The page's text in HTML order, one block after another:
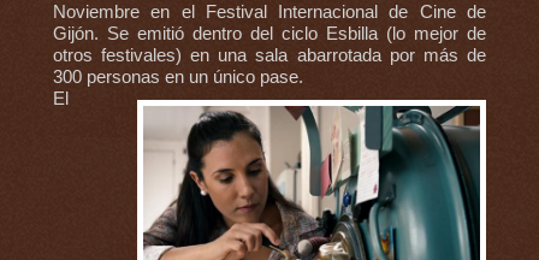
Noviembre en el Festival Internacional de Cine de
Gijón. Se emitió dentro del ciclo Esbilla (lo mejor de
otros festivales) en una sala abarrotada por más de
300 personas en un único pase.
El